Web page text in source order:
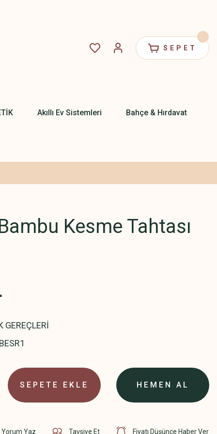
SEPET
Akıllı Ev Sistemleri Bahçe & Hırdavat
Kesme Tahtası
GEREÇLERİ
SEPETE EKLE HEMEN AL
Yorum Yaz Tavsiye Et Fiyatı Düşünce Haber Ver